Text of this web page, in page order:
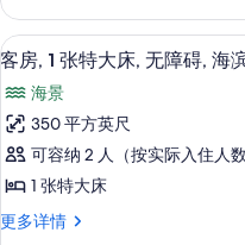
OCEANFRONT
的
所
有
照
片
SUITE-
OCEANFRONT
更
信
息
显
客
房,
1
张
特
8
客房, 1 张特大床, 无障碍, 海
海景
350 平方英尺
可容纳 2 人（按实际入住人数
1 张特大床
更多详情
客